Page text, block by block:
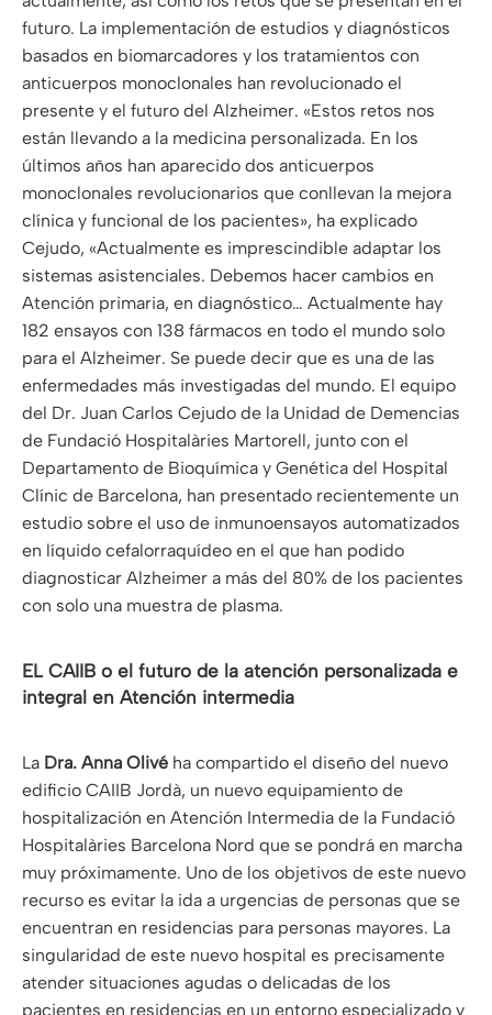
futuro. La implementación de estudios y diagnósticos
basados ​​en biomarcadores y los tratamientos con
anticuerpos monoclonales han revolucionado el
presente y el futuro del Alzheimer. «Estos retos nos
están llevando a la medicina personalizada. En los
últimos años han aparecido dos anticuerpos
monoclonales revolucionarios que conllevan la mejora
clínica y funcional de los pacientes», ha explicado
Cejudo, «Actualmente es imprescindible adaptar los
sistemas asistenciales. Debemos hacer cambios en
Atención primaria, en diagnóstico… Actualmente hay
182 ensayos con 138 fármacos en todo el mundo solo
para el Alzheimer. Se puede decir que es una de las
enfermedades más investigadas del mundo. El equipo
del Dr. Juan Carlos Cejudo de la Unidad de Demencias
de Fundació Hospitalàries Martorell, junto con el
Departamento de Bioquímica y Genética del Hospital
Clínic de Barcelona, ​​han presentado recientemente un
estudio sobre el uso de inmunoensayos automatizados
en líquido cefalorraquídeo en el que han podido
diagnosticar Alzheimer a más del 80% de los pacientes
con solo una muestra de plasma.
EL CAIIB o el futuro de la atención personalizada e
integral en Atención intermedia
La Dra. Anna Olivé ha compartido el diseño del nuevo
edificio CAIIB Jordà, un nuevo equipamiento de
hospitalización en Atención Intermedia de la Fundació
Hospitalàries Barcelona Nord que se pondrá en marcha
muy próximamente. Uno de los objetivos de este nuevo
recurso es evitar la ida a urgencias de personas que se
encuentran en residencias para personas mayores. La
singularidad de este nuevo hospital es precisamente
atender situaciones agudas o delicadas de los
pacientes en residencias en un entorno especializado y